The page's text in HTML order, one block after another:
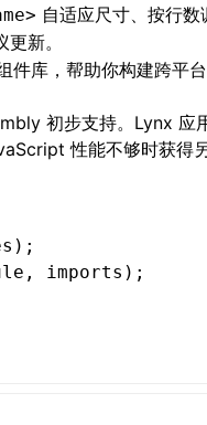
自适应尺寸、按行数
新。
件库，帮助你构建跨平
初步支持。Lynx 应
性能不够时获得
, imports);